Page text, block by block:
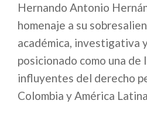
Hernando Antonio
homenaje a su
académica, investigativa
posicionado como una de
influyentes del derecho
Colombia y América